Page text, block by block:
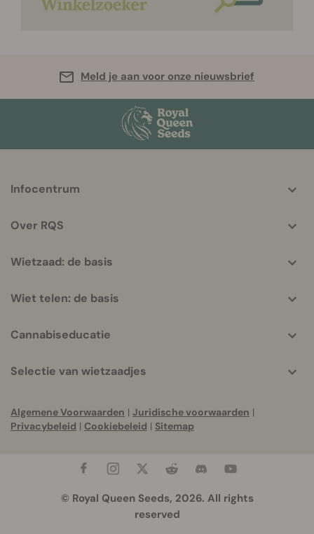
Meld je aan voor onze nieuwsbrief
helpful
Infocentrum
Over RQS
Wietzaad: de basis
Wiet telen: de basis
Cannabiseducatie
Selectie van wietzaadjes
Algemene Voorwaarden | Juridische voorwaarden |
Privacybeleid | Cookiebeleid | Sitemap
© Royal Queen Seeds, 2026. All rights
reserved